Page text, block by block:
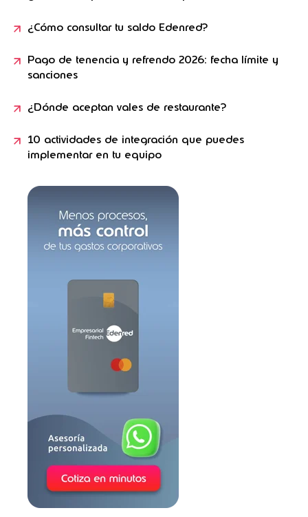
¿Cómo consultar tu saldo Edenred?
Pago de tenencia y refrendo 2026: fecha límite y
sanciones
¿Dónde aceptan vales de restaurante?
10 actividades de integración que puedes
implementar en tu equipo